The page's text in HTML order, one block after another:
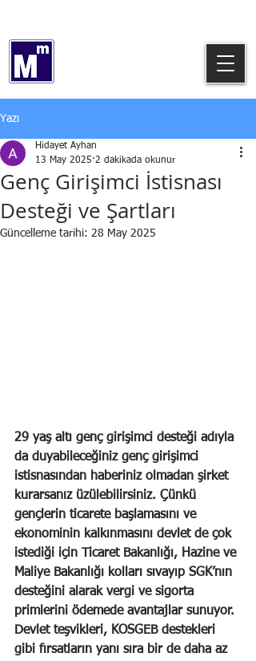
Yazı
Genç Girişimci İstisnası
Desteği ve Şartları
Hidayet Ayhan
13 May 2025 2 dakikada okunur
Güncelleme tarihi: 28 May 2025
29 yaş altı genç girişimci desteği adıyla
da duyabileceğiniz genç girişimci
istisnasından haberiniz olmadan şirket
kurarsanız üzülebilirsiniz. Çünkü
gençlerin ticarete başlamasını ve
ekonominin kalkınmasını devlet de çok
istediği için Ticaret Bakanlığı, Hazine ve
Maliye Bakanlığı kolları sıvayıp SGK’nın
desteğini alarak vergi ve sigorta
primlerini ödemede avantajlar sunuyor.
Devlet teşvikleri, KOSGEB destekleri
gibi fırsatların yanı sıra bir de daha az